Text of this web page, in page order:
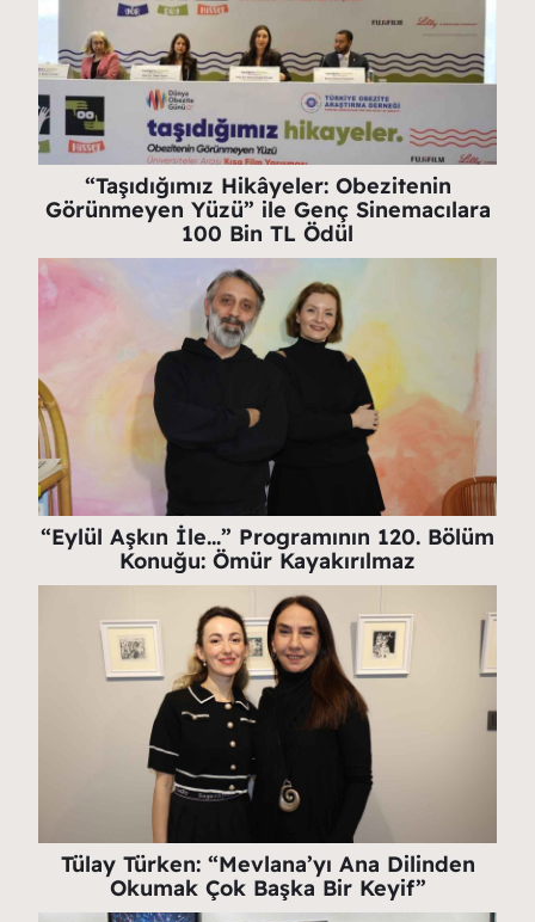
“Taşıdığımız Hikâyeler: Obezitenin
Görünmeyen Yüzü” ile Genç Sinemacılara
100 Bin TL Ödül
“Eylül Aşkın İle…” Programının 120. Bölüm
Konuğu: Ömür Kayakırılmaz
Tülay Türken: “Mevlana’yı Ana Dilinden
Okumak Çok Başka Bir Keyif”